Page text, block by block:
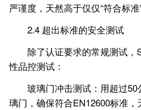
严谨度，天然高于仅仅“符合标准
2.4 超出标准的安全测试
除了认证要求的常规测试，
性品控测试：
玻璃门冲击测试：用超过50
璃门，确保符合EN12600标准，